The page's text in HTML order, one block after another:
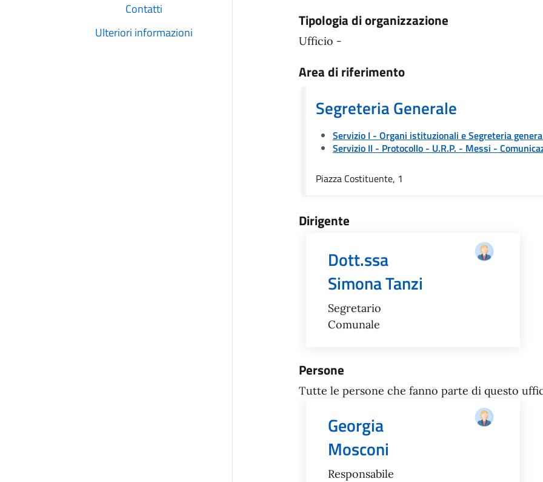
Contatti
Ulteriori informazioni
Tipologia di organizzazione
Ufficio -
Area di riferimento
Segreteria Generale
Servizio I - Organi istituzionali e Segreteria
Servizio II - Protocollo - U.R.P. - Messi -
Piazza Costituente, 1
Dirigente
Dott.ssa
Simona Tanzi
Segretario
Comunale
Persone
Tutte le persone che fanno parte di questo
Georgia
Mosconi
Responsabile